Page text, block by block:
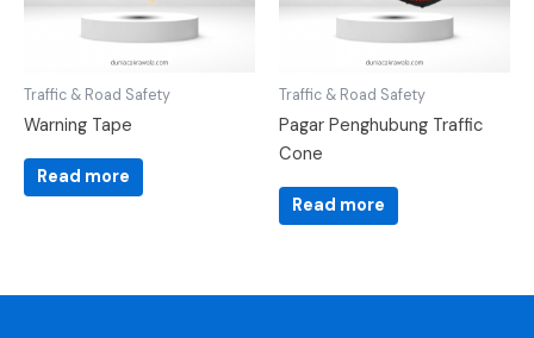
Traffic & Road Safety
Warning Tape
Read more
Traffic & Road Safety
Pagar Penghubung Traffic
Cone
Read more